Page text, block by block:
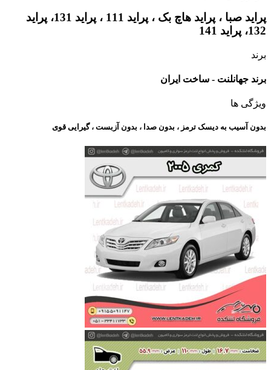
پراید صبا ، پراید هاچ بک ، پراید 111 ، پراید 131، پراید
132، پراید 141
برند
برند جهانلنت - ساخت ایران
ویژگی ها
بدون آسیب به دیسک ترمز ، بدون صدا ، بدون آزبست ، گیرایی قوی​